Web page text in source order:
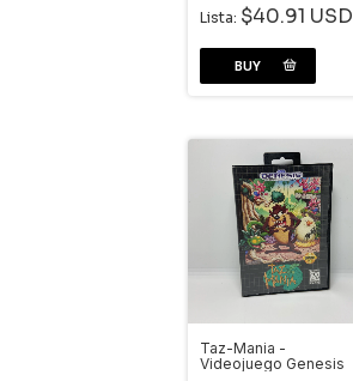
Lista: $40.91 USD
Taz-Mania -
Videojuego Genesis